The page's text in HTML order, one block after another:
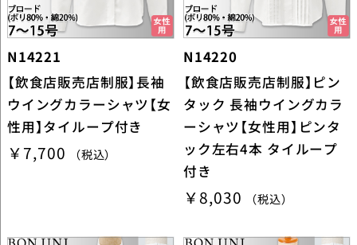
N14221
【飲食店販売店制服】長袖
ウイングカラーシャツ【女
性用】タイループ付き
￥7,700 （税込）
N14220
【飲食店販売店制服】ピン
タック 長袖ウイングカラ
ーシャツ【女性用】ピンタ
ック左右4本 タイループ
付き
￥8,030 （税込）